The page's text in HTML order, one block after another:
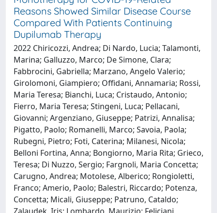
Reasons Showed Similar Disease Course
Compared With Patients Continuing
Dupilumab Therapy
2022 Chiricozzi, Andrea; Di Nardo, Lucia; Talamonti,
Marina; Galluzzo, Marco; De Simone, Clara;
Fabbrocini, Gabriella; Marzano, Angelo Valerio;
Girolomoni, Giampiero; Offidani, Annamaria; Rossi,
Maria Teresa; Bianchi, Luca; Cristaudo, Antonio;
Fierro, Maria Teresa; Stingeni, Luca; Pellacani,
Giovanni; Argenziano, Giuseppe; Patrizi, Annalisa;
Pigatto, Paolo; Romanelli, Marco; Savoia, Paola;
Rubegni, Pietro; Foti, Caterina; Milanesi, Nicola;
Belloni Fortina, Anna; Bongiorno, Maria Rita; Grieco,
Teresa; Di Nuzzo, Sergio; Fargnoli, Maria Concetta;
Carugno, Andrea; Motolese, Alberico; Rongioletti,
Franco; Amerio, Paolo; Balestri, Riccardo; Potenza,
Concetta; Micali, Giuseppe; Patruno, Cataldo;